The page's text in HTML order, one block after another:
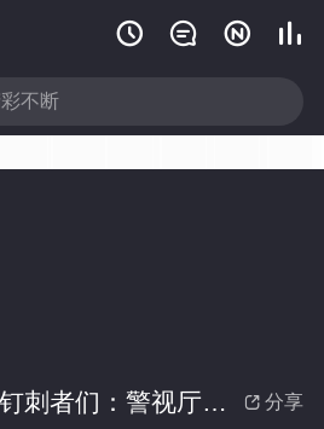
   
 分享
钉刺者们：警视厅诱饵搜查检证室(全集)